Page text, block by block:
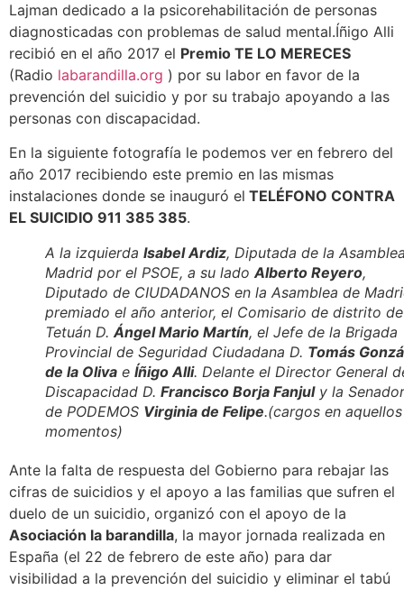
Lajman dedicado a la psicorehabilitación de personas
diagnosticadas con problemas de salud mental.Íñigo Alli
recibió en el año 2017 el Premio TE LO MERECES
(Radio labarandilla.org ) por su labor en favor de la
prevención del suicidio y por su trabajo apoyando a las
personas con discapacidad.
En la siguiente fotografía le podemos ver en febrero del
año 2017 recibiendo este premio en las mismas
instalaciones donde se inauguró el TELÉFONO CONTRA
EL SUICIDIO 911 385 385.
A la izquierda Isabel Ardiz, Diputada de la
Madrid por el PSOE, a su ladoAlberto Reyero,
Diputado de CIUDADANOS en la Asamblea de
premiado el año anterior, el Comisario de distrito de
Tetuán D.Ángel Mario Martín, el Jefe de la Brigada
Provincial de Seguridad Ciudadana D. Tomás
de la Oliva e Íñigo Alli. Delante el Director General
Discapacidad D. Francisco Borja Fanjuly la
de PODEMOS Virginia de Felipe.(cargos en aquellos
momentos)
Ante la falta de respuesta del Gobierno para rebajar las
cifras de suicidios y el apoyo a las familias que sufren el
duelo de un suicidio, organizó con el apoyo de la
Asociación la barandilla, la mayor jornada realizada en
España (el 22 de febrero de este año) para dar
visibilidad a la prevención del suicidio y eliminar el tabú